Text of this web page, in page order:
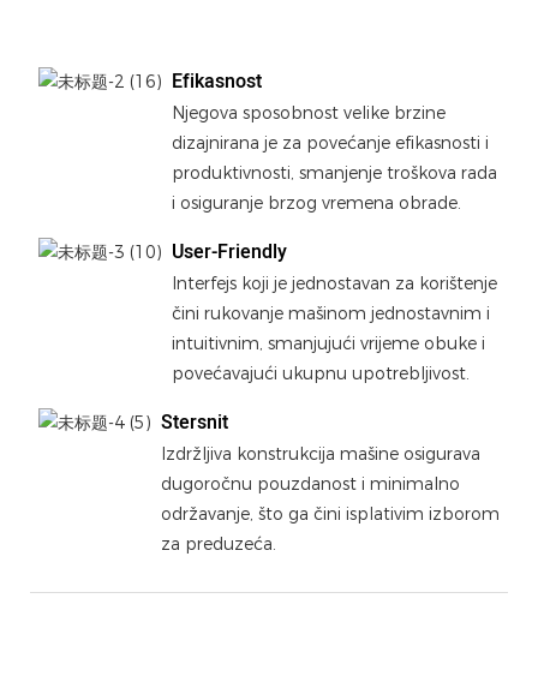
Efikasnost
Njegova sposobnost velike brzine
dizajnirana je za povećanje efikasnosti i
produktivnosti, smanjenje troškova rada
i osiguranje brzog vremena obrade.
User-Friendly
Interfejs koji je jednostavan za korištenje
čini rukovanje mašinom jednostavnim i
intuitivnim, smanjujući vrijeme obuke i
povećavajući ukupnu upotrebljivost.
Stersnit
Izdržljiva konstrukcija mašine osigurava
dugoročnu pouzdanost i minimalno
održavanje, što ga čini isplativim izborom
za preduzeća.